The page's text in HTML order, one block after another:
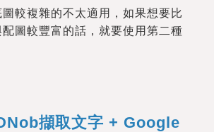
較複雜的不太適用，如果想要比
圖較豐富的話，就要使用第二種
擷取文字 + Google